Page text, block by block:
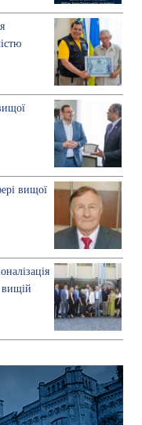
вищої
вищій